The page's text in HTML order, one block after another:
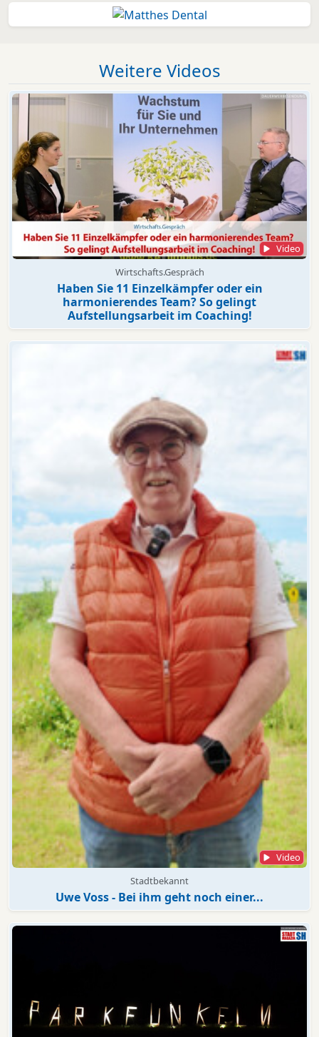
Weitere Videos
Video
Wirtschafts.Gespräch
Haben Sie 11 Einzelkämpfer oder ein
harmonierendes Team? So gelingt
Aufstellungsarbeit im Coaching!
Video
Stadtbekannt
Uwe Voss - Bei ihm geht noch einer...